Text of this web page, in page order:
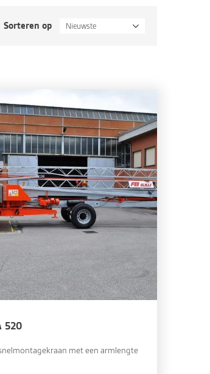
Sorteren op Nieuwste
520
met een armlengte